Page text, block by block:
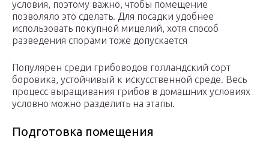
условия, поэтому важно, чтобы помещение
позволяло это сделать. Для посадки удобнее
использовать покупной мицелий, хотя способ
разведения спорами тоже допускается
Популярен среди грибоводов голландский сорт
боровика, устойчивый к искусственной среде. Весь
процесс выращивания грибов в домашних условиях
условно можно разделить на этапы.
Подготовка помещения